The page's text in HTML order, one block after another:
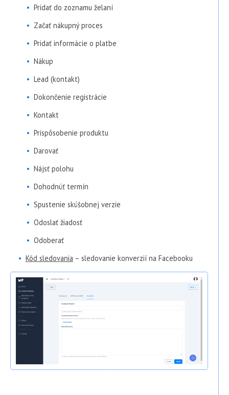
Pridať do zoznamu želaní
Začať nákupný proces
Pridať informácie o platbe
Nákup
Lead (kontakt)
Dokončenie registrácie
Kontakt
Prispôsobenie produktu
Darovať
Nájsť polohu
Dohodnúť termín
Spustenie skúšobnej verzie
Odoslať žiadosť
Odoberať
Kód sledovania – sledovanie konverzií na Facebooku